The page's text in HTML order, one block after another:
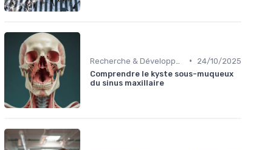
•
24/10/2025
Comprendre le kyste sous-muqueux
du sinus maxillaire